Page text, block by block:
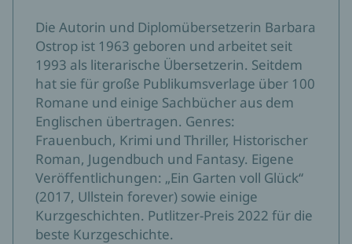
Die Autorin und Diplomübersetzerin Barbara
Ostrop ist 1963 geboren und arbeitet seit
1993 als literarische Übersetzerin. Seitdem
hat sie für große Publikumsverlage über 100
Romane und einige Sachbücher aus dem
Englischen übertragen. Genres:
Frauenbuch, Krimi und Thriller, Historischer
Roman, Jugendbuch und Fantasy. Eigene
Veröffentlichungen: „Ein Garten voll Glück“
(2017, Ullstein forever) sowie einige
Kurzgeschichten. Putlitzer-Preis 2022 für die
beste Kurzgeschichte.